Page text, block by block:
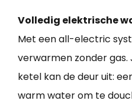
Volledig elektrische
Met een all-electric
verwarmen zonder
ketel kan de deur uit:
warm water om te